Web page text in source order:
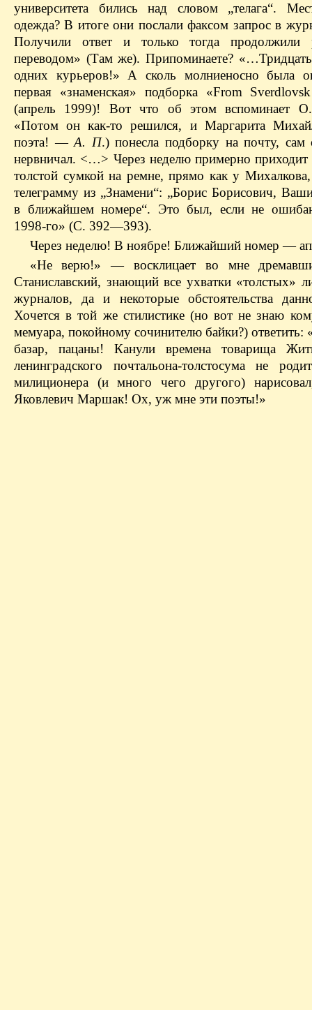
университета бились над словом „телага“.
одежда? В итоге они послали факсом запрос в
Получили ответ и только тогда продолжили
переводом» (Там же). Припоминаете?
одних курьеров!» А сколь молниеносно была
первая «знаменская» подборка «From
(апрель 1999)! Вот что об этом вспоминает
«Потом он как-то решился, и Маргарита
поэта! — ​А. П.) понесла подборку на почту,
нервничал. <…> Через неделю примерно приходит
толстой сумкой на ремне, прямо как у
телеграмму из „Знамени“: „Борис Борисович,
в ближайшем номере“. Это был, если не
1998-го» (С. 392—393).
Через неделю! В ноябре! Ближайший номер —
«Не верю!» — ​восклицает во мне
Станиславский, знающий все ухватки «толстых»
журналов, да и некоторые обстоятельства
Хочется в той же стилистике (но вот не знаю
мемуара, покойному сочинителю байки?) ответить:
базар, пацаны! Канули времена товарища
ленинградского почтальона-толстосума не
милиционера (и много чего другого)
Яковлевич Маршак! Ох, уж мне эти поэты!»